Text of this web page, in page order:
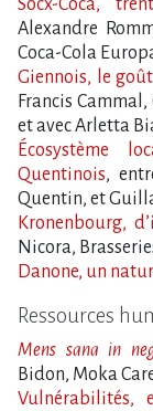
Socx-Coca,
Alexandre
Coca-Cola
Giennois, le
Francis
et avec Arletta
Écosystème
Quentinois,
Quentin, et
Kronenbourg,
Nicora,
Danone, un
Ressources
Mens sana in
Bidon, Moka
Vulnérabilités,